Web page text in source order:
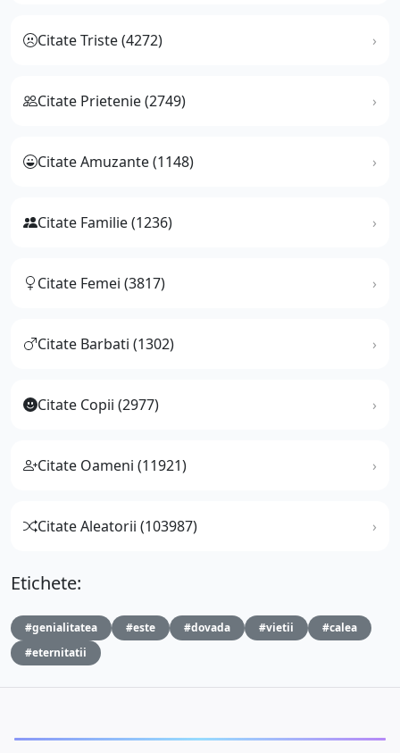
Citate Triste (4272)
Citate Prietenie (2749)
Citate Amuzante (1148)
Citate Familie (1236)
Citate Femei (3817)
Citate Barbati (1302)
Citate Copii (2977)
Citate Oameni (11921)
Citate Aleatorii (103987)
Etichete:
#genialitatea #este #dovada #vietii
#calea
#eternitatii